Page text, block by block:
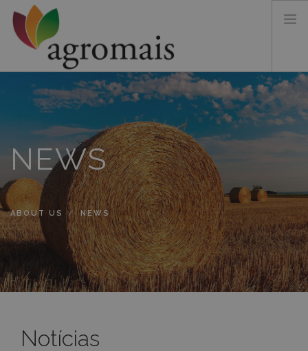
ABOUT US
PRODUCTS
SUSTAINABILITY
CONTACTS
NEWS
ABOUT US NEWS
Notícias